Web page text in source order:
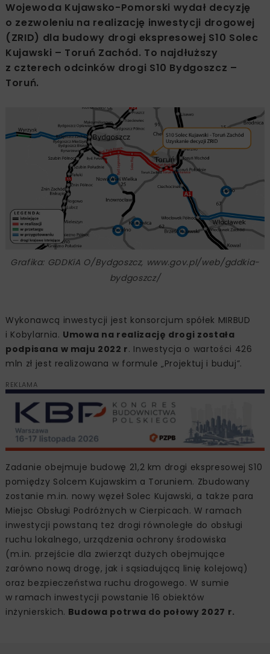
Wojewoda Kujawsko-Pomorski wydał decyzję
o zezwoleniu na realizację inwestycji drogowej
(ZRID) dla budowy drogi ekspresowej S10 Solec
Kujawski – Toruń Zachód. To najdłuższy
z czterech odcinków drogi S10 Bydgoszcz –
Toruń.
Grafika: GDDKiA O/Bydgoszcz, www.gov.pl/web/gddkia-
bydgoszcz/
Wykonawcą inwestycji jest konsorcjum spółek MIRBUD
i Kobylarnia. Umowa na realizację drogi została
podpisana w maju 2022 r. Inwestycja o wartości 426
mln zł jest realizowana w formule „Projektuj i buduj”.
REKLAMA
Zadanie obejmuje budowę 21,2 km drogi ekspresowej S10
pomiędzy Solcem Kujawskim a Toruniem. Zbudowany
zostanie m.in. nowy węzeł Solec Kujawski, a także para
Miejsc Obsługi Podróżnych w Cierpicach. W ramach
inwestycji powstaną też drogi równoległe do obsługi
ruchu lokalnego, urządzenia ochrony środowiska
(m.in. przejście dla zwierząt dużych obejmujące
zarówno nową drogę, jak i sąsiadującą linię kolejową)
oraz bezpieczeństwa ruchu drogowego. W sumie
w ramach inwestycji powstanie 16 obiektów
inżynierskich. Budowa potrwa do połowy 2027 r.